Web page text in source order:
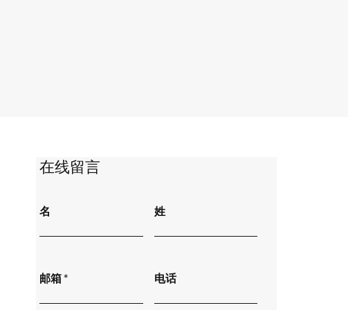
​在线留言
名 姓
邮箱 电话